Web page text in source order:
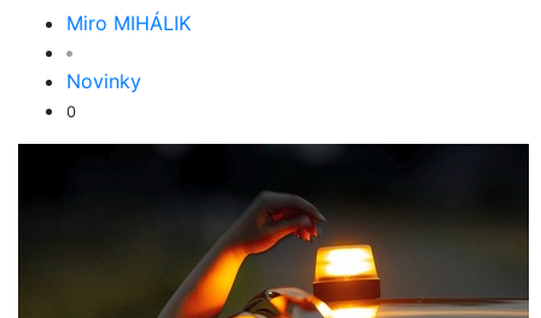
Miro MIHÁLIK
Novinky
0